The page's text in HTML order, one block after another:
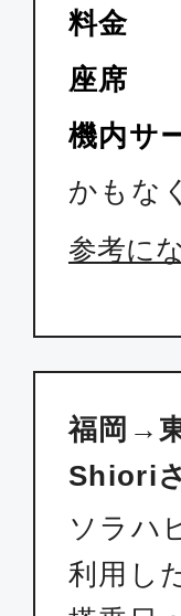
SKY026
料金
座席
機内サ
かもな
参考に
福岡→
Shiori
ソラハ
利用し